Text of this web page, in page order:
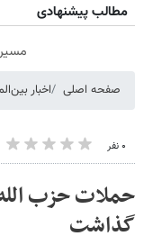
مطالب پیشنهادی
صفحه اصلی اخبار
۰ نفر
گذاشت